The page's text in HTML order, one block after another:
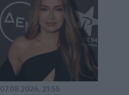
07.08.2026, 21:55